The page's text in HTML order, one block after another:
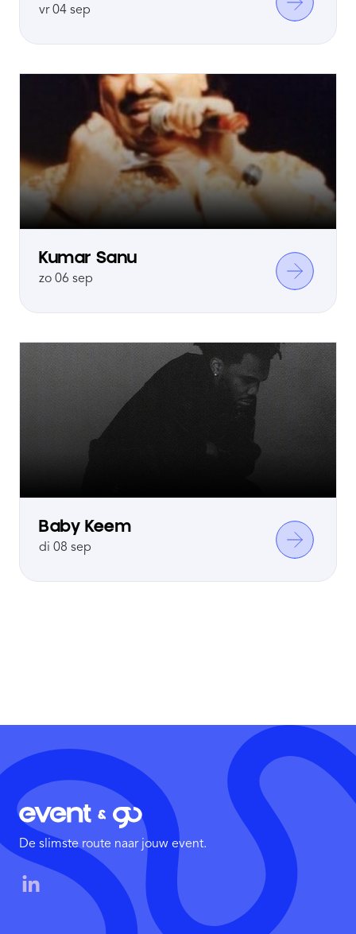
vr 04 sep
Kumar Sanu
zo 06 sep
Baby Keem
di 08 sep
De slimste route naar jouw event.